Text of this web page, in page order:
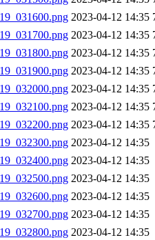
2023-04-12 14:35
2023-04-12 14:35
2023-04-12 14:35
2023-04-12 14:35
2023-04-12 14:35
2023-04-12 14:35
2023-04-12 14:35
2023-04-12 14:35
2023-04-12 14:35
2023-04-12 14:35
2023-04-12 14:35
2023-04-12 14:35
2023-04-12 14:35